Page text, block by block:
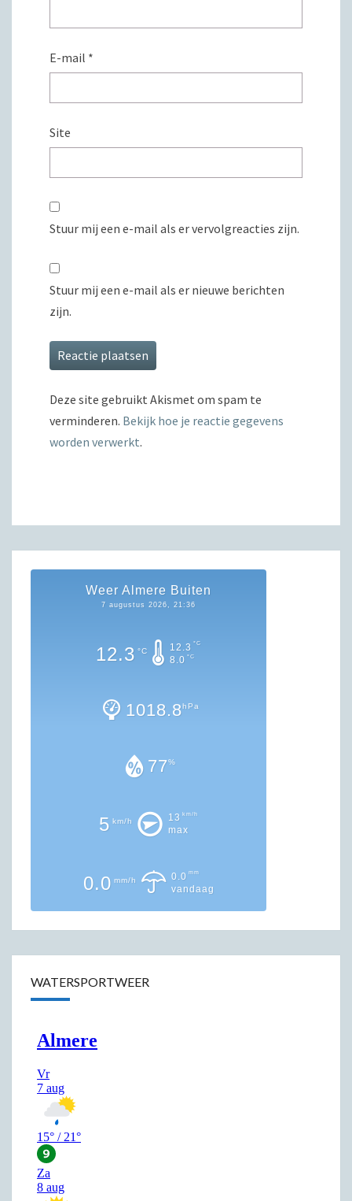
E-mail *
Site
Stuur mij een e-mail als er vervolgreacties zijn.
Stuur mij een e-mail als er nieuwe berichten
zijn.
Deze site gebruikt Akismet om spam te
verminderen. Bekijk hoe je reactie gegevens
worden verwerkt.
Weer Almere Buiten
7 augustus 2026, 21:36
12.3 °C 12.3 °C
8.0 °C
1018.8hPa
77%
5 km/h 13 km/h
max
0.0 mm/h 0.0 mm
vandaag
WATERSPORTWEER